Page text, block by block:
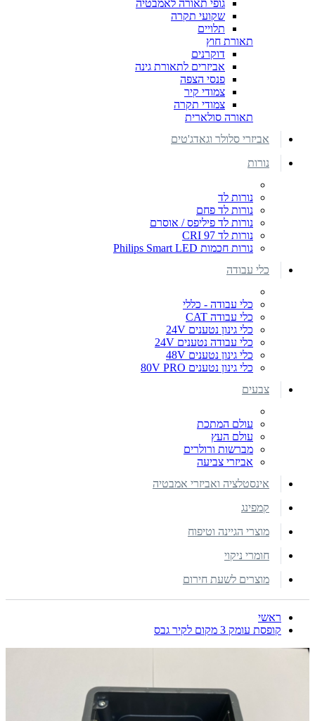
גופי תאורה לאמבטיה
שקועי תקרה
תלויים
תאורת חוץ
דוקרנים
אביזרים לתאורת גינה
פנסי הצפה
צמודי קיר
צמודי תקרה
תאורה סולארית
אביזרי סלולר וגאדג'טים
נורות
נורות לד
נורות לד פחם
נורות לד פיליפס / אוסרם
נורות לד CRI 97
נורות חכמות Philips Smart LED
כלי עבודה
כלי עבודה - כללי
כלי עבודה CAT
כלי גינון נטענים 24V
כלי עבודה נטענים 24V
כלי גינון נטענים 48V
כלי גינון נטענים 80V PRO
צבעים
עולם המתכת
עולם העץ
מברשות ורולרים
אביזרי צביעה
אינסטלציה ואביזרי אמבטיה
קמפינג
מוצרי הגיינה וטיפוח
חומרי ניקוי
מוצרים לשעת חירום
ראשי
קופסת עומק 3 מקום לקיר גבס